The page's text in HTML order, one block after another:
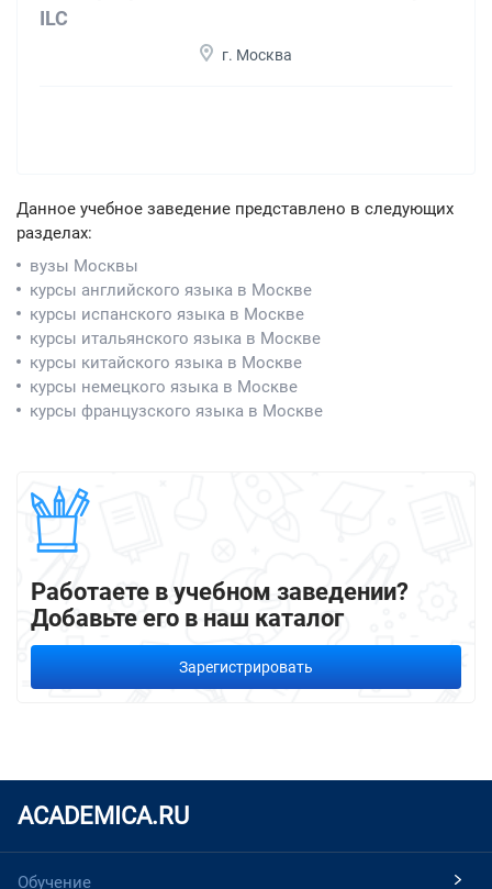
ILC
г. Москва
Данное учебное заведение представлено в следующих
разделах:
вузы Москвы
курсы английского языка в Москве
курсы испанского языка в Москве
курсы итальянского языка в Москве
курсы китайского языка в Москве
курсы немецкого языка в Москве
курсы французского языка в Москве
Работаете в учебном заведении?
Добавьте его в наш каталог
Зарегистрировать
ACADEMICA.RU
Обучение